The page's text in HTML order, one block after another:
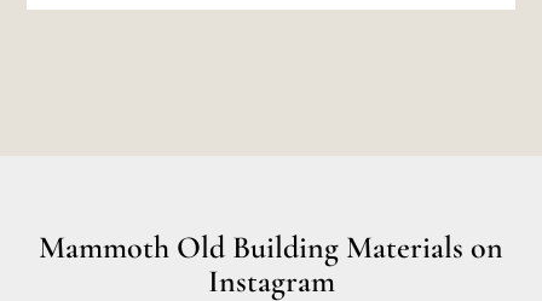
Mammoth Old Building Materials on
Instagram